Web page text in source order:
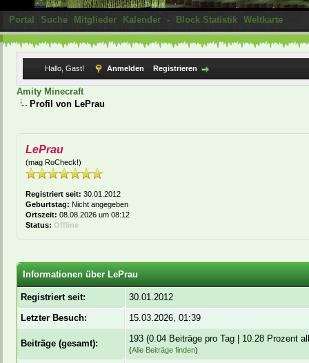
Portal Suche Mitglieder Kalender - Block Statistik Weltkarte
Hallo, Gast! Anmelden Registrieren
Amity Minecraft
Profil von LePrau
LePrau
(mag RoCheck!)
Registriert seit: 30.01.2012
Geburtstag: Nicht angegeben
Ortszeit: 08.08.2026 um 08:12
Status: Offline
Informationen über LePrau
Registriert seit:
30.01.2012
Letzter Besuch:
15.03.2026, 01:39
Beiträge (gesamt): 193 (0.04 Beiträge pro Tag | 10.28 Prozent
(Alle Beiträge finden)